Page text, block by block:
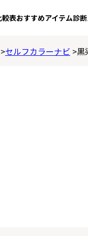
較表おすすめアイテム診断
セルフカラーナビ 黒